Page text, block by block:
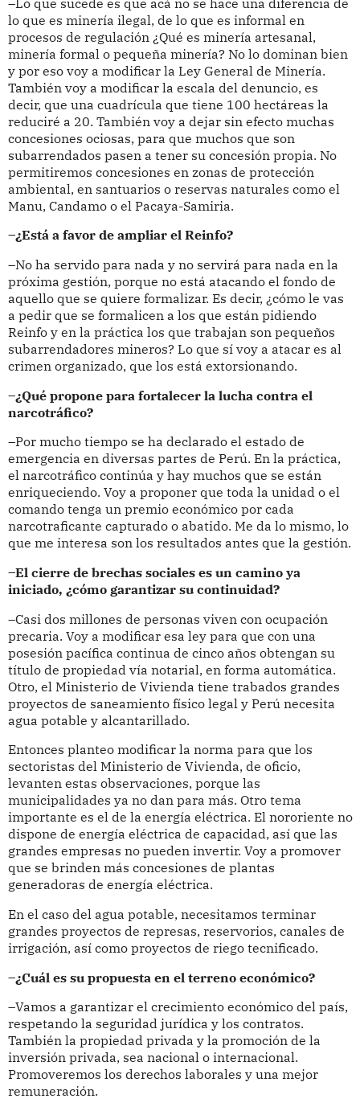
lo que es minería ilegal, de lo que es informal en
procesos de regulación ¿Qué es minería artesanal,
minería formal o pequeña minería? No lo dominan bien
y por eso voy a modificar la Ley General de Minería.
También voy a modificar la escala del denuncio, es
decir, que una cuadrícula que tiene 100 hectáreas la
reduciré a 20. También voy a dejar sin efecto muchas
concesiones ociosas, para que muchos que son
subarrendados pasen a tener su concesión propia. No
permitiremos concesiones en zonas de protección
ambiental, en santuarios o reservas naturales como el
Manu, Candamo o el Pacaya-Samiria.
–¿Está a favor de ampliar el Reinfo?
–No ha servido para nada y no servirá para nada en la
próxima gestión, porque no está atacando el fondo de
aquello que se quiere formalizar. Es decir, ¿cómo le vas
a pedir que se formalicen a los que están pidiendo
Reinfo y en la práctica los que trabajan son pequeños
subarrendadores mineros? Lo que sí voy a atacar es al
crimen organizado, que los está extorsionando.
–¿Qué propone para fortalecer la lucha contra el
narcotráfico?
–Por mucho tiempo se ha declarado el estado de
emergencia en diversas partes de Perú. En la práctica,
el narcotráfico continúa y hay muchos que se están
enriqueciendo. Voy a proponer que toda la unidad o el
comando tenga un premio económico por cada
narcotraficante capturado o abatido. Me da lo mismo, lo
que me interesa son los resultados antes que la gestión.
–El cierre de brechas sociales es un camino ya
iniciado, ¿cómo garantizar su continuidad?
–Casi dos millones de personas viven con ocupación
precaria. Voy a modificar esa ley para que con una
posesión pacífica continua de cinco años obtengan su
título de propiedad vía notarial, en forma automática.
Otro, el Ministerio de Vivienda tiene trabados grandes
proyectos de saneamiento físico legal y Perú necesita
agua potable y alcantarillado.
Entonces planteo modificar la norma para que los
sectoristas del Ministerio de Vivienda, de oficio,
levanten estas observaciones, porque las
municipalidades ya no dan para más. Otro tema
importante es el de la energía eléctrica. El nororiente no
dispone de energía eléctrica de capacidad, así que las
grandes empresas no pueden invertir. Voy a promover
que se brinden más concesiones de plantas
generadoras de energía eléctrica.
En el caso del agua potable, necesitamos terminar
grandes proyectos de represas, reservorios, canales de
irrigación, así como proyectos de riego tecnificado.
–¿Cuál es su propuesta en el terreno económico?
–Vamos a garantizar el crecimiento económico del país,
respetando la seguridad jurídica y los contratos.
También la propiedad privada y la promoción de la
inversión privada, sea nacional o internacional.
Promoveremos los derechos laborales y una mejor
remuneración.